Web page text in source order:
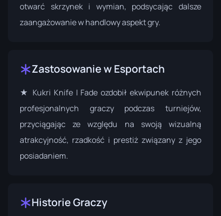
otwarć skrzynek i wymian, podsycając dalsze
zaangażowanie w handlowy aspekt gry.
Zastosowanie w Esportach
★ Kukri Knife | Fade ozdobił ekwipunek różnych
profesjonalnych graczy podczas turniejów,
przyciągając ze względu na swoją wizualną
atrakcyjność, rzadkość i prestiż związany z jego
posiadaniem.
Historie Graczy